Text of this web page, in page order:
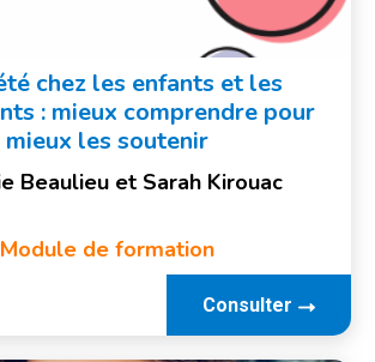
chez les enfants et les
: mieux comprendre pour
mieux les soutenir
Beaulieu et Sarah Kirouac
Module de formation
Consulter